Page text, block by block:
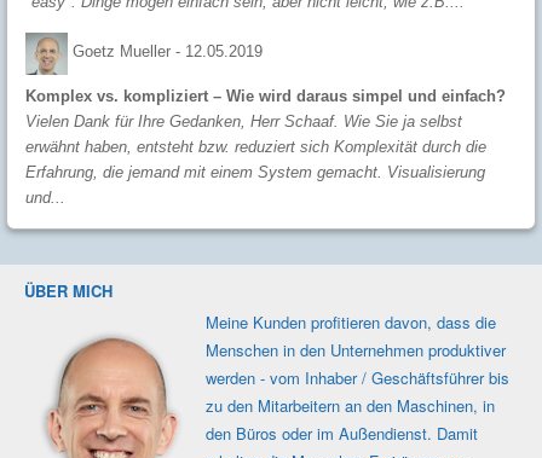
Goetz Mueller - 12.05.2019
Komplex vs. kompliziert – Wie wird daraus simpel und einfach?
Vielen Dank für Ihre Gedanken, Herr Schaaf. Wie Sie ja selbst
erwähnt haben, entsteht bzw. reduziert sich Komplexität durch die
Erfahrung, die jemand mit einem System gemacht. Visualisierung
und...
ÜBER MICH
Meine Kunden profi­tieren davon, dass die
Men­schen in den Unter­nehmen produk­tiver
werden - vom Inhaber / Geschäfts­führer bis
zu den Mit­ar­beitern an den Maschi­nen, in
den Büros oder im Außen­dienst. Damit